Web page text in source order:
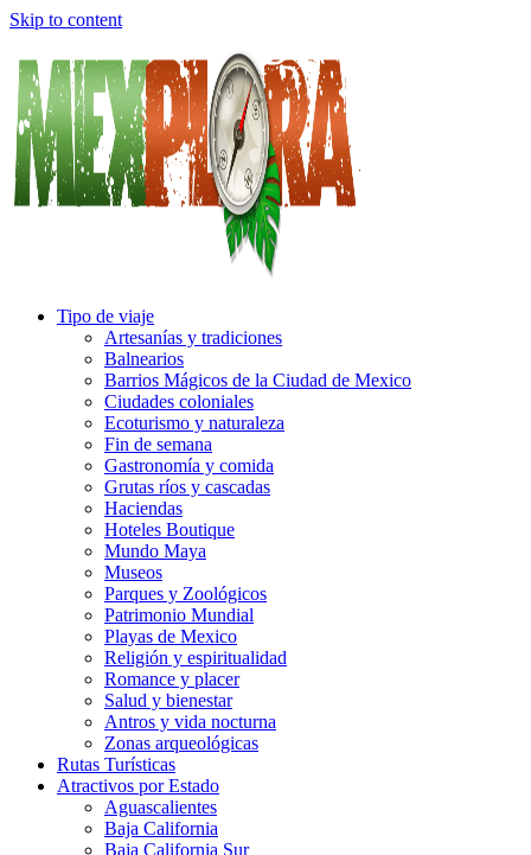
Skip to content
Tipo de viaje
Artesanías y tradiciones
Balnearios
Barrios Mágicos de la Ciudad de Mexico
Ciudades coloniales
Ecoturismo y naturaleza
Fin de semana
Gastronomía y comida
Grutas ríos y cascadas
Haciendas
Hoteles Boutique
Mundo Maya
Museos
Parques y Zoológicos
Patrimonio Mundial
Playas de Mexico
Religión y espiritualidad
Romance y placer
Salud y bienestar
Antros y vida nocturna
Zonas arqueológicas
Rutas Turísticas
Atractivos por Estado
Aguascalientes
Baja California
Baja California Sur